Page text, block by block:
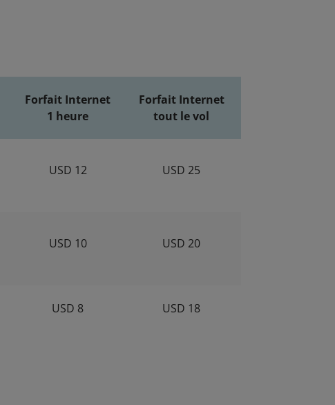
Forfait Internet
1 heure
Forfait Internet
tout le vol
USD 12 USD 25
USD 10 USD 20
USD 8 USD 18